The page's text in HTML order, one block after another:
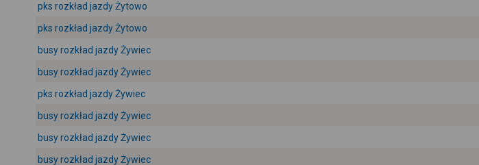
pks rozkład jazdy Żytowo
pks rozkład jazdy Żytowo
busy rozkład jazdy Żywiec
busy rozkład jazdy Żywiec
pks rozkład jazdy Żywiec
busy rozkład jazdy Żywiec
busy rozkład jazdy Żywiec
busy rozkład jazdy Żywiec